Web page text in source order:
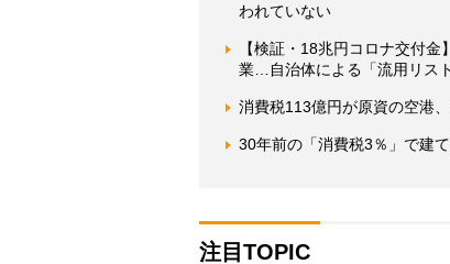
われていない
【検証・18兆円コロナ交付
業…自治体による「流用リスト
消費税113億円が原資の空港
30年前の「消費税3％」で建
注目TOPIC